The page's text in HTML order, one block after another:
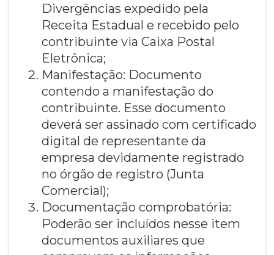
Divergências expedido pela
Receita Estadual e recebido pelo
contribuinte via Caixa Postal
Eletrônica;
Manifestação: Documento
contendo a manifestação do
contribuinte. Esse documento
deverá ser assinado com certificado
digital de representante da
empresa devidamente registrado
no órgão de registro (Junta
Comercial);
Documentação comprobatória:
Poderão ser incluídos nesse item
documentos auxiliares que